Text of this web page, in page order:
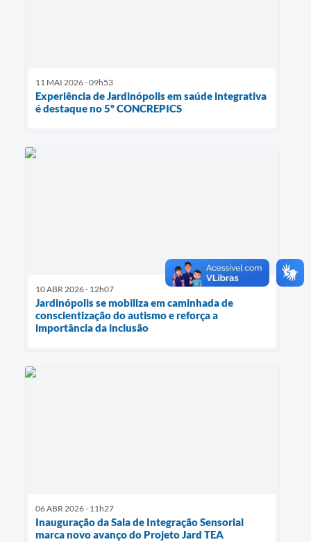
11 MAI 2026 - 09h53
Experiência de Jardinópolis em saúde integrativa
é destaque no 5º CONCREPICS
10 ABR 2026 - 12h07
Jardinópolis se mobiliza em caminhada de
conscientização do autismo e reforça a
importância da inclusão
06 ABR 2026 - 11h27
Inauguração da Sala de Integração Sensorial
marca novo avanço do Projeto Jard TEA